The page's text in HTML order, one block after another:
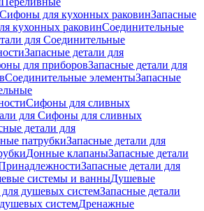
Сифоны для кухонных раковинЗапасные
кухонных раковинСоединительные
для Соединительные
Запасные детали для
для приборовЗапасные детали для
Соединительные элементыЗапасные
Сифоны для сливных
для Сифоны для сливных
детали для
патрубкиЗапасные детали для
Донные клапаныЗапасные детали
Запасные детали для
системы и ванныДушевые
душевых системЗапасные детали
системДренажные